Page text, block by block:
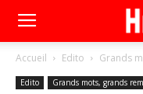
Accueil Edito Grands
Edito Grands mots, grands